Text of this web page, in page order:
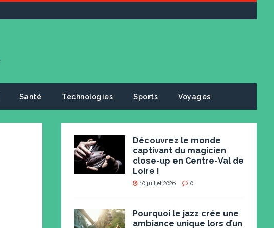
Santé Technologies Sports Voyages
Découvrez le monde
captivant du magicien
close-up en Centre-Val de
Loire !
10 juillet 2026 0
Pourquoi le jazz crée une
ambiance unique lors d’un